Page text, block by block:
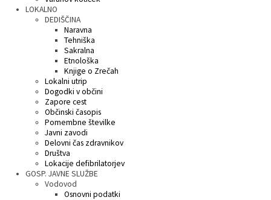
LOKALNO
DEDIŠČINA
Naravna
Tehniška
Sakralna
Etnološka
Knjige o Zrečah
Lokalni utrip
Dogodki v občini
Zapore cest
Občinski časopis
Pomembne številke
Javni zavodi
Delovni čas zdravnikov
Društva
Lokacije defibrilatorjev
GOSP. JAVNE SLUŽBE
Vodovod
Osnovni podatki